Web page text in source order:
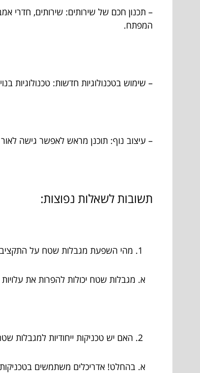
– תכנון חכם של שירותים: שירותים, חדרי
המפתח.
– שימוש בטכנולוגיות חדשות: טכנולוגיות
– עיצוב נוף: תוכנן מראש לאפשר גישה
תשובות לשאלות נפוצות:
מהי השפעת מגבלות שטח על
א. מגבלות שטח יכולות להפרות את
האם יש טכניקות ייחודיות למגבלות
א. בהחלט! אדריכלים משתמשים בטכניקות